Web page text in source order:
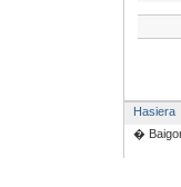
Hasiera
�